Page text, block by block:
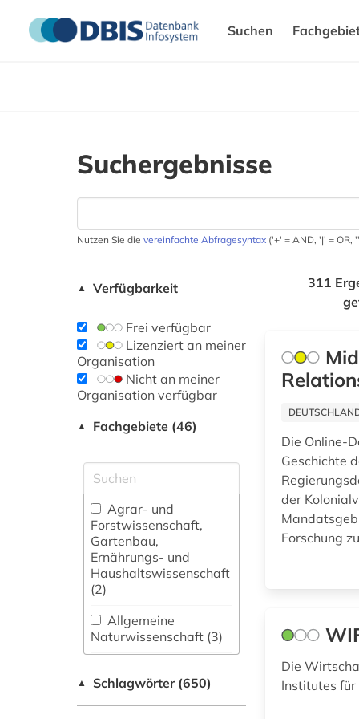
Suchen
Suchergebnisse
Nutzen Sie die vereinfachte Abfragesyntax ('+' = AND, '|' = OR,
▲ Verfügbarkeit
Frei verfügbar
Lizenziert an meiner
Organisation
Nicht an meiner
Organisation verfügbar
▲ Fachgebiete (46)
Agrar- und
Forstwissenschaft,
Gartenbau,
Ernährungs- und
Haushaltswissenschaft
(2)
Allgemeine
Naturwissenschaft (3)
fachübergreifende
▲ Schlagwörter (650)
311
Die Online-
Geschichte
der
Forschung
Die
Institutes